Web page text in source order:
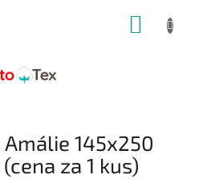
145x250
za 1 kus)